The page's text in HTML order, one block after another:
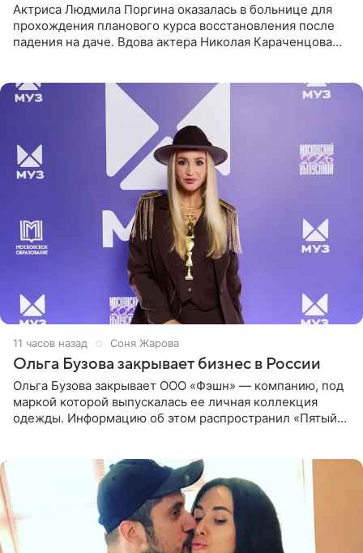
Актриса Людмила Поргина оказалась в больнице для
прохождения планового курса восстановления после
падения на даче. Вдова актера Николая Караченцова
11 часов назад Соня Жарова
Ольга Бузова закрывает бизнес в России
Ольга Бузова закрывает ООО «Фэшн» — компанию, под
маркой которой выпускалась ее личная коллекция
одежды. Информацию об этом распространил «Пятый